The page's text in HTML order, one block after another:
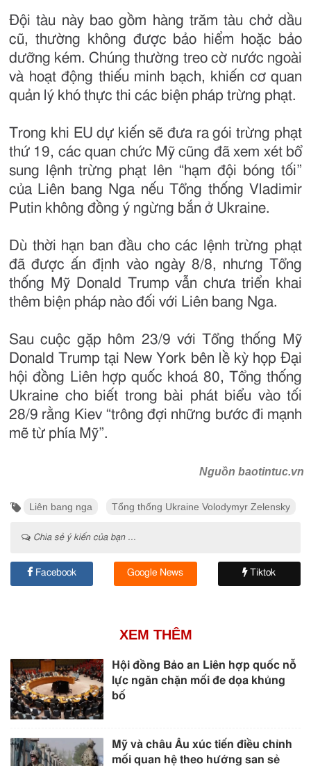
Đội tàu này bao gồm hàng trăm tàu chở dầu
cũ, thường không được bảo hiểm hoặc bảo
dưỡng kém. Chúng thường treo cờ nước ngoài
và hoạt động thiếu minh bạch, khiến cơ quan
quản lý khó thực thi các biện pháp trừng phạt.
Trong khi EU dự kiến sẽ đưa ra gói trừng phạt
thứ 19, các quan chức Mỹ cũng đã xem xét bổ
sung lệnh trừng phạt lên “hạm đội bóng tối”
của Liên bang Nga nếu Tổng thống Vladimir
Putin không đồng ý ngừng bắn ở Ukraine.
Dù thời hạn ban đầu cho các lệnh trừng phạt
đã được ấn định vào ngày 8/8, nhưng Tổng
thống Mỹ Donald Trump vẫn chưa triển khai
thêm biện pháp nào đối với Liên bang Nga.
Sau cuộc gặp hôm 23/9 với Tổng thống Mỹ
Donald Trump tại New York bên lề kỳ họp Đại
hội đồng Liên hợp quốc khoá 80, Tổng thống
Ukraine cho biết trong bài phát biểu vào tối
28/9 rằng Kiev “trông đợi những bước đi mạnh
mẽ từ phía Mỹ”.
Nguồn baotintuc.vn
Liên bang nga Tổng thống Ukraine Volodymyr Zelensky
Chia sẻ ý kiến của bạn ...
Facebook Google News Tiktok
XEM THÊM
Hội đồng Bảo an Liên hợp quốc nỗ
lực ngăn chặn mối đe dọa khủng
bố
Mỹ và châu Âu xúc tiến điều chỉnh
mối quan hệ theo hướng san sẻ